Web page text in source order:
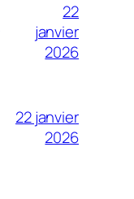
22
janvier
2026
22 janvier
2026